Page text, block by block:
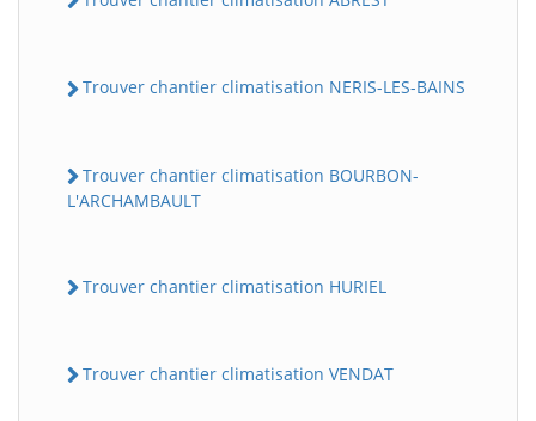
Trouver chantier climatisation NERIS-LES-BAINS
Trouver chantier climatisation BOURBON-
L'ARCHAMBAULT
Trouver chantier climatisation HURIEL
Trouver chantier climatisation VENDAT